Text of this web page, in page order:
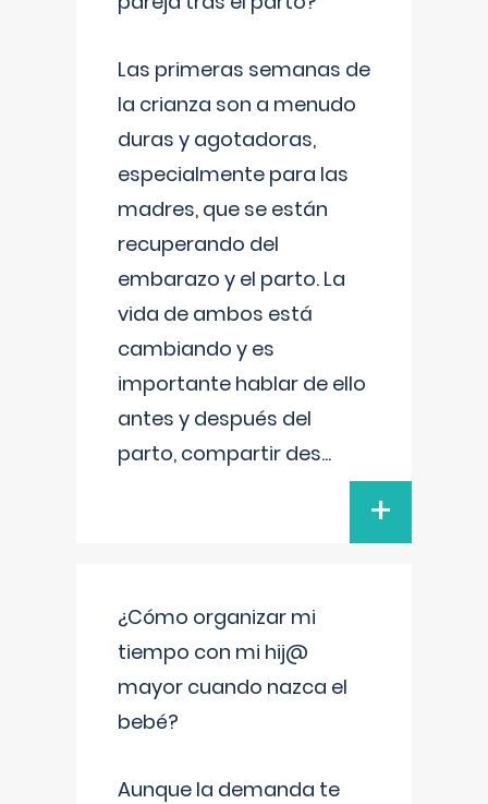
Las primeras semanas de
la crianza son a menudo
duras y agotadoras,
especialmente para las
madres, que se están
recuperando del
embarazo y el parto. La
vida de ambos está
cambiando y es
importante hablar de ello
antes y después del
parto, compartir des...
+
¿Cómo organizar mi
tiempo con mi hij@
mayor cuando nazca el
bebé?
Aunque la demanda te